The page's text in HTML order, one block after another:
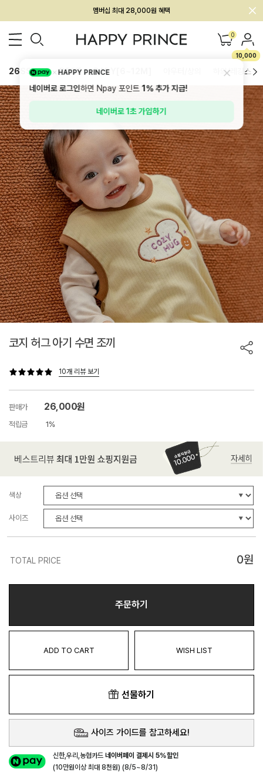
멤버십 최대 28,000원 혜택
0
10,000
26SS 신상 BEST BABY[6~12M] 하의/레깅스
코지 허그 아기 수면 조끼
10개 리뷰 보기
판매가 26,000원
적립금 1%
색상
사이즈
TOTAL PRICE 0원
주문하기
ADD TO CART WISH LIST
선물하기
사이즈 가이드를 참고하세요!
신한,우리,농협카드네이버페이 결제시 5%할인
(10만원이상 최대 8천원) (8/5~8/31)
HAPPY PRINCE
네이버로 로그인하면 Npay 포인트1%추가 지급!
네이버로 1초 가입하기